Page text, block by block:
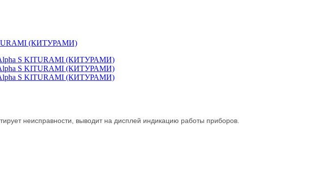
(КИТУРАМИ)
неисправности, выводит на дисплей индикацию работы приборов.